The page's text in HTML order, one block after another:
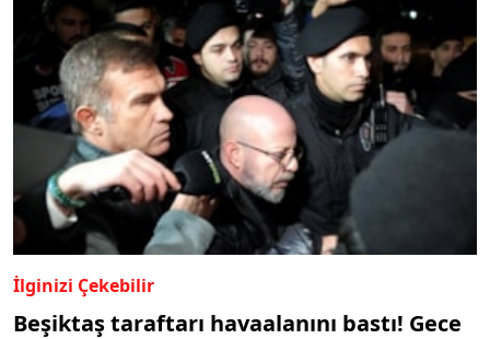
İlginizi Çekebilir
Beşiktaş taraftarı havaalanını bastı! Gece